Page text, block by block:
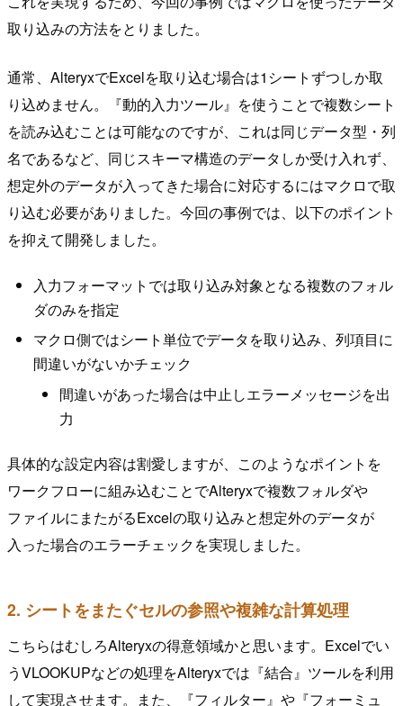
取り込みの方法をとりました。
通常、AlteryxでExcelを取り込む場合は1シートずつしか取
り込めません。『動的入力ツール』を使うことで複数シート
を読み込むことは可能なのですが、これは同じデータ型・列
名であるなど、同じスキーマ構造のデータしか受け入れず、
想定外のデータが入ってきた場合に対応するにはマクロで取
り込む必要がありました。今回の事例では、以下のポイント
を抑えて開発しました。
入力フォーマットでは取り込み対象となる複数のフォル
ダのみを指定
マクロ側ではシート単位でデータを取り込み、列項目に
間違いがないかチェック
間違いがあった場合は中止しエラーメッセージを出
力
具体的な設定内容は割愛しますが、このようなポイントを
ワークフローに組み込むことでAlteryxで複数フォルダや
ファイルにまたがるExcelの取り込みと想定外のデータが
入った場合のエラーチェックを実現しました。
2. シートをまたぐセルの参照や複雑な計算処理
こちらはむしろAlteryxの得意領域かと思います。Excelでい
うVLOOKUPなどの処理をAlteryxでは『結合』ツールを利用
して実現させます。また、『フィルター』や『フォーミュ